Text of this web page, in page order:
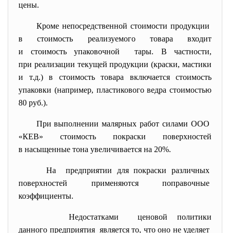
цены.
Кроме непосредственной стоимости продукции
в стоимость реализуемого товара входит
и стоимость упаковочной тары. В частности,
при реализации текущей продукции (краски, мастики
и т.д.) в стоимость товара включается стоимость
упаковки (например, пластикового ведра стоимостью
80 руб.).
При выполнении малярных работ силами ООО
«КЕВ» стоимость покраски поверхностей
в насыщенные тона увеличивается на 20%.
На предприятии для покраски различных
поверхностей применяются поправочные
коэффициенты.
Недостатками ценовой политики
данного предприятия является то, что оно не уделяет